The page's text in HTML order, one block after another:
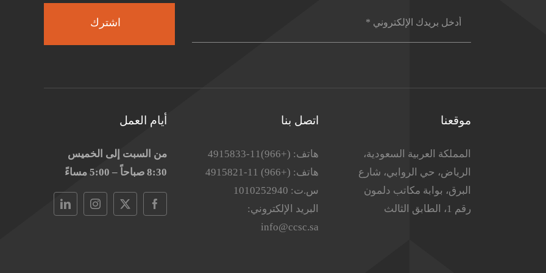
اشترك
موقعنا
المملكة العربية السعودية،
الرياض، حي الروابي، شارع
البرق، بوابة مكاتب دلمون
رقم 1، الطابق الثالث
اتصل بنا
هاتف: (+966)11-4915833
هاتف: (+966) 11-4915821
س.ت: 1010252940
البريد الإلكتروني:
info@ccsc.sa
أيام العمل
من السبت إلى الخميس
8:30 صباحاً – 5:00 مساءً